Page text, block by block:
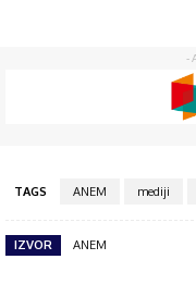
-
TAGS ANEM mediji
IZVOR ANEM